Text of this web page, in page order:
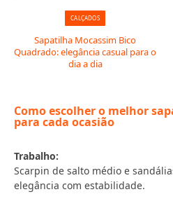
CALÇADOS
Sapatilha Mocassim Bico
Quadrado: elegância casual para o
dia a dia
Como escolher o melhor
para cada ocasião
Trabalho:
Scarpin de salto médio e
elegância com estabilidade.